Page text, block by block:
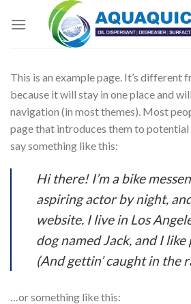
This is an example page. It’s different
because it will stay in one place and
navigation (in most themes). Most
page that introduces them to
say something like this:
Hi there! I’m a bike
aspiring actor by night,
website. I live in Los
dog named Jack, and I like
(And gettin’ caught in the
…or something like this: